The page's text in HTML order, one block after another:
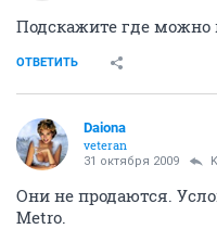
Подскажите где можно
ОТВЕТИТЬ
Daiona
veteran
31 октября 2009
Они не продаются.
Metro.